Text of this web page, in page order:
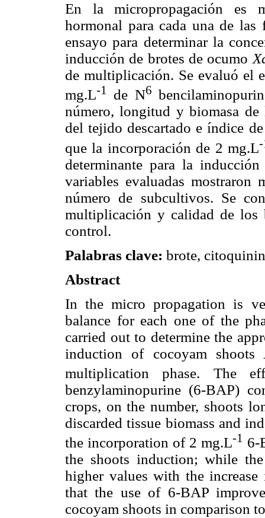
En la micropropagación es
hormonal para cada una de
ensayo para determinar la
inducción de brotes de ocumo
de multiplicación. Se evaluó el
mg.L-1 de N6
número, longitud y biomasa de
del tejido descartado e índice
que la incorporación de 2 mg.L
determinante para la
variables evaluadas mostraron
número de subcultivos. Se
multiplicación y calidad de los
control.
Palabras clave: brote,
Abstract
In the micro propagation is
balance for each one of the
carried out to determine the
induction of cocoyam shoots
multiplication phase.
benzylaminopurine (6-BAP)
crops, on the number, shoots
discarded tissue biomass and
the incorporation of 2 mg.L-1 6-
the shoots induction; while
higher values with the
that the use of 6-BAP
cocoyam shoots in comparison